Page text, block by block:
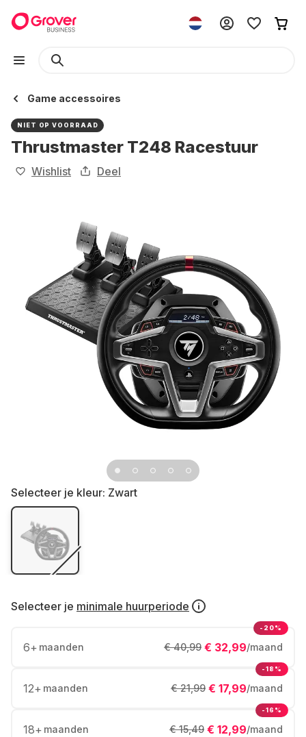
Game accessoires
NIET OP VOORRAAD
Thrustmaster T248 Racestuur
Wishlist Deel
Selecteer je kleur: Zwart
Selecteer je minimale huurperiode
6+ maanden € 32,99/maand
€ 40,99
-20%
12+ maanden € 17,99/maand
€ 21,99
-18%
18+ maanden € 12,99/maand
€ 15,49
-16%